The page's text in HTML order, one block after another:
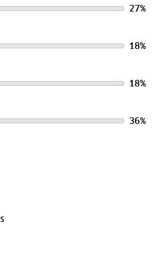
en volledig waterdicht. Let
meegeleverd.
27%
18%
18%
36%